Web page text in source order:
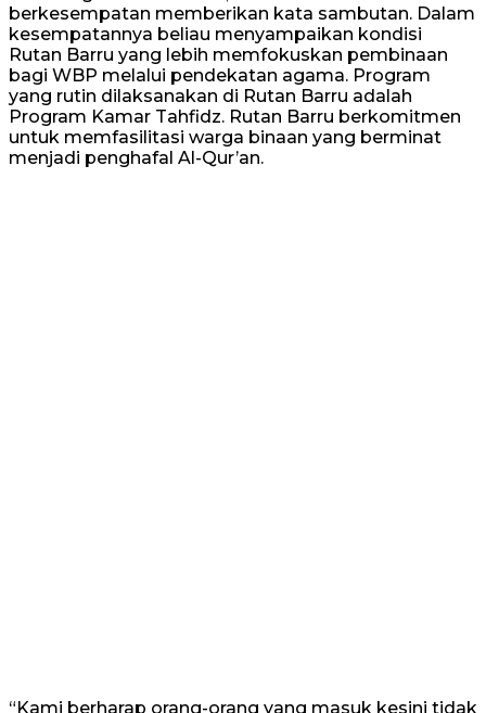
berkesempatan memberikan kata sambutan. Dalam
kesempatannya beliau menyampaikan kondisi
Rutan Barru yang lebih memfokuskan pembinaan
bagi WBP melalui pendekatan agama. Program
yang rutin dilaksanakan di Rutan Barru adalah
Program Kamar Tahfidz. Rutan Barru berkomitmen
untuk memfasilitasi warga binaan yang berminat
menjadi penghafal Al-Qur’an.
“Kami berharap orang-orang yang masuk kesini tidak